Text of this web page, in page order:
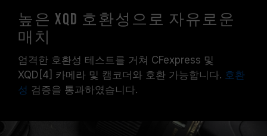
높은 XQD 호환성으로 자유로운
매치
엄격한 호환성 테스트를 거쳐 CFexpress 및
XQD[4] 카메라 및 캠코더와 호환 가능합니다. 호환
성 검증을 통과하였습니다.